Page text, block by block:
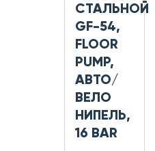
СТАЛЬНОЙ
GF-54,
FLOOR
PUMP,
АВТО/
ВЕЛО
НИПЕЛЬ,
16 BAR